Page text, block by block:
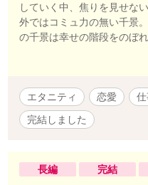
していく中、焦りを見せな
外ではコミュ力の無い千景
の千景は幸せの階段をのぼ
エタニティ 恋愛
完結しました
長編 完結